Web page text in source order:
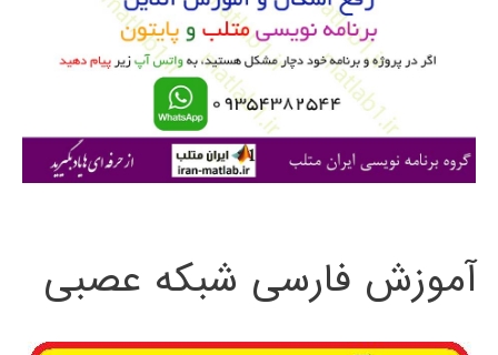
ی
آموزش فارسی شبکه عصبی